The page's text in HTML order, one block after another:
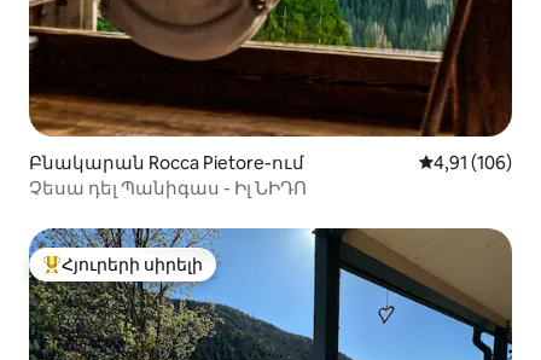
Բնակարան Rocca Pietore-ում Միջին
4,91 (106)
Չեսա դել Պանիգաս - Իլ ՆԻԴՈ
Հյուրերի սիրելի լավագույն տները
Հյուրերի սիրելի